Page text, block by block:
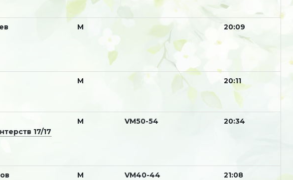
М 20:09
М 20:11
17/17
М VM50-54 20:34
М VM40-44 21:08